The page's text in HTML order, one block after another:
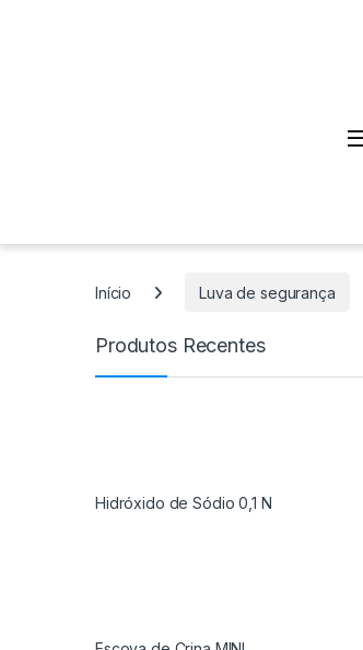
Início Luva de segurança
Produtos Recentes
Hidróxido de Sódio 0,1 N